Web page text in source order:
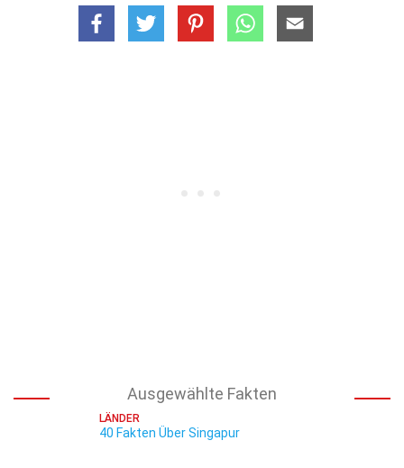
Ausgewählte Fakten
LÄNDER
40 Fakten Über Singapur